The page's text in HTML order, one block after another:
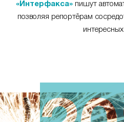
«Интерфакса» пишут
позволяя репортёрам